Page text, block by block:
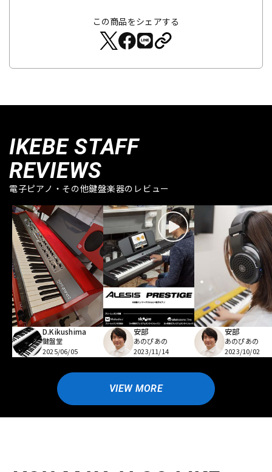
この商品をシェアする
IKEBE STAFF
REVIEWS
電子ピアノ・その他鍵盤楽器のレビュー
D.Kikushima
鍵盤堂
2025/06/05
安部
あのぴあの
2023/11/14
安部
あのぴあの
2023/10/02
VIEW MORE